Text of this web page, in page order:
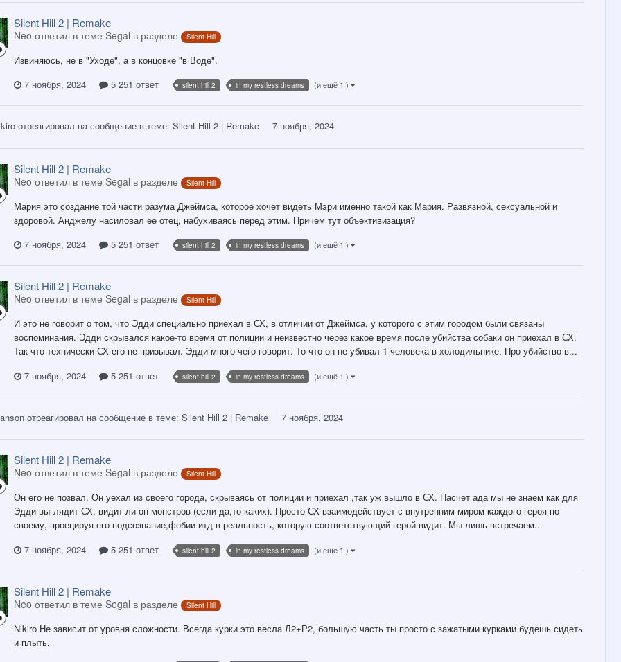
Silent Hill 2 | Remake
Neo ответил в теме Segal в разделе Silent Hill
Извиняюсь, не в "Уходе", а в концовке "в Воде".
7 ноября, 2024
5 251 ответ silent hill 2 in my restless dreams (и ещё 1 )
отреагировал на сообщение в теме: Silent Hill 2 | Remake 7 ноября, 2024
Silent Hill 2 | Remake
Neo ответил в теме Segal в разделе Silent Hill
Мария это создание той части разума Джеймса, которое хочет видеть Мэри именно такой как Мария. Развязной, сексуальной и
здоровой. Анджелу насиловал ее отец, набухиваясь перед этим. Причем тут объективизация?
7 ноября, 2024
5 251 ответ silent hill 2 in my restless dreams (и ещё 1 )
Silent Hill 2 | Remake
Neo ответил в теме Segal в разделе Silent Hill
И это не говорит о том, что Эдди специально приехал в СХ, в отличии от Джеймса, у которого с этим городом были связаны
воспоминания. Эдди скрывался какое-то время от полиции и неизвестно через какое время после убийства собаки он приехал в СХ.
Так что технически СХ его не призывал. Эдди много чего говорит. То что он не убивал 1 человека в холодильнике. Про убийство в...
7 ноября, 2024
5 251 ответ silent hill 2 in my restless dreams (и ещё 1 )
отреагировал на сообщение в теме: Silent Hill 2 | Remake 7 ноября, 2024
Silent Hill 2 | Remake
Neo ответил в теме Segal в разделе Silent Hill
Он его не позвал. Он уехал из своего города, скрываясь от полиции и приехал ,так уж вышло в СХ. Насчет ада мы не знаем как для
Эдди выглядит СХ, видит ли он монстров (если да,то каких). Просто СХ взаимодействует с внутренним миром каждого героя по-
своему, проецируя его подсознание,фобии итд в реальность, которую соответствующий герой видит. Мы лишь встречаем...
7 ноября, 2024
5 251 ответ silent hill 2 in my restless dreams (и ещё 1 )
Silent Hill 2 | Remake
Neo ответил в теме Segal в разделе Silent Hill
Nikiro Не зависит от уровня сложности. Всегда курки это весла Л2+Р2, большую часть ты просто с зажатыми курками будешь сидеть
и плыть.